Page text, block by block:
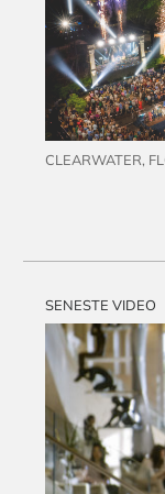
CLEARWATER,
SENESTE VIDEO